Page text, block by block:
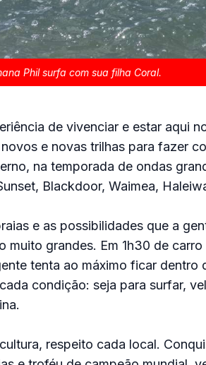
Phil surfa com sua filha Coral.
de vivenciar e estar aqui
e novas trilhas para fazer
na temporada de ondas
Blackdoor, Waimea,
e as possibilidades que a
muito grandes. Em 1h30 de
tenta ao máximo ficar dentro
condição: seja para surfar,
respeito cada local.